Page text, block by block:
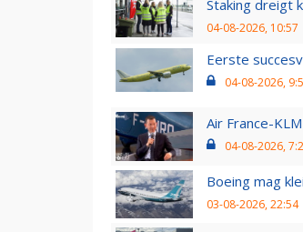
Staking dreigt
04-08-2026, 10:57
Eerste
04-08-2026,
Air France-
04-08-2026,
Boeing mag
03-08-2026, 22:54